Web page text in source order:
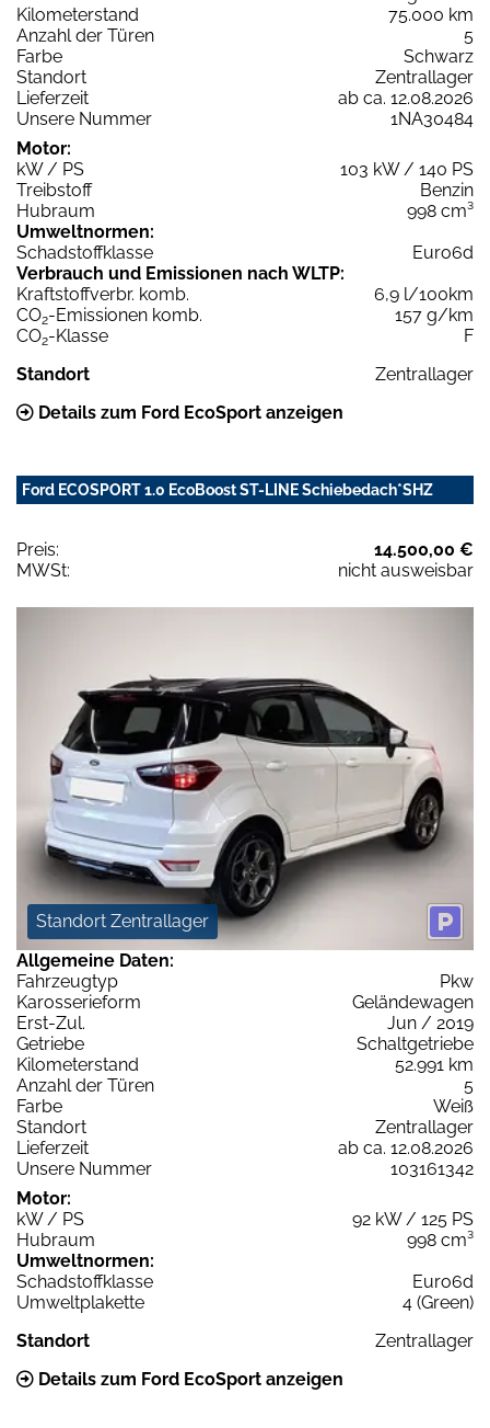
Kilometerstand
75.000 km
Anzahl der Türen
5
Farbe
Schwarz
Standort
Zentrallager
Lieferzeit
ab ca. 12.08.2026
Unsere Nummer
1NA30484
Motor:
kW / PS
103 kW / 140 PS
Treibstoff
Benzin
Hubraum
998 cm³
Umweltnormen:
Schadstoffklasse
Euro6d
Verbrauch und Emissionen nach WLTP:
Kraftstoffverbr. komb.
6,9 l/100km
CO2-Emissionen komb.
157 g/km
CO2-Klasse
F
Standort
Zentrallager
Details zum Ford EcoSport anzeigen
Ford ECOSPORT 1.0 EcoBoost ST-LINE Schiebedach*SHZ
Preis:
14.500,00 €
MWSt:
nicht ausweisbar
Standort Zentrallager
Allgemeine Daten:
Fahrzeugtyp
Pkw
Karosserieform
Geländewagen
Erst-Zul.
Jun / 2019
Getriebe
Schaltgetriebe
Kilometerstand
52.991 km
Anzahl der Türen
5
Farbe
Weiß
Standort
Zentrallager
Lieferzeit
ab ca. 12.08.2026
Unsere Nummer
103161342
Motor:
kW / PS
92 kW / 125 PS
Hubraum
998 cm³
Umweltnormen:
Schadstoffklasse
Euro6d
Umweltplakette
4 (Green)
Standort
Zentrallager
Details zum Ford EcoSport anzeigen